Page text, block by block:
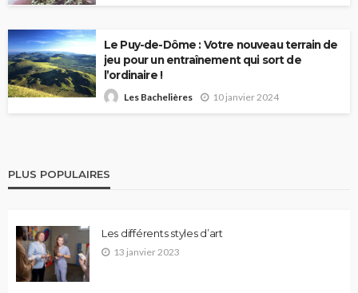
Le Puy-de-Dôme : Votre nouveau terrain de
jeu pour un entraînement qui sort de
l’ordinaire !
Les Bachelières 10 janvier 2024
PLUS POPULAIRES
Les différents styles d’art
13 janvier 2023